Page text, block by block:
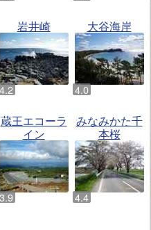
岩井崎 大谷海岸
蔵王エコーラ
イン
みなみかた千
本桜